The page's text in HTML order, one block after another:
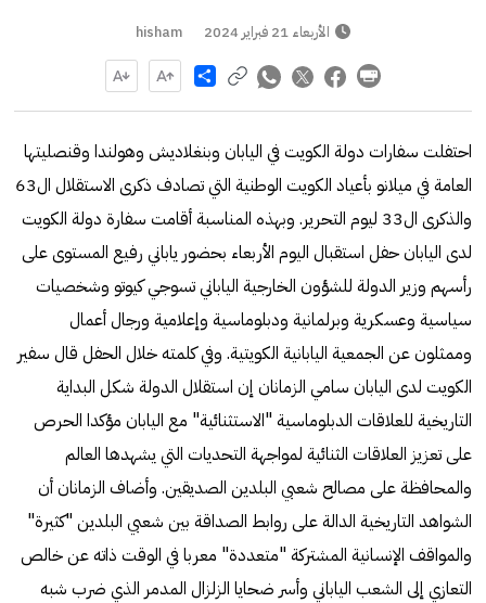
الأربعاء 21 فبراير 2024 hisham
Share
احتفلت سفارات دولة الكويت في اليابان وبنغلاديش وهولندا وقنصليتها
العامة في ميلانو بأعياد الكويت الوطنية التي تصادف ذكرى الاستقلال ال63
والذكرى ال33 ليوم التحرير. وبهذه المناسبة أقامت سفارة دولة الكويت
لدى اليابان حفل استقبال اليوم الأربعاء بحضور ياباني رفيع المستوى على
رأسهم وزير الدولة للشؤون الخارجية الياباني تسوجي كيوتو وشخصيات
سياسية وعسكرية وبرلمانية ودبلوماسية وإعلامية ورجال أعمال
وممثلون عن الجمعية اليابانية الكويتية. وفي كلمته خلال الحفل قال سفير
الكويت لدى اليابان سامي الزمانان إن استقلال الدولة شكل البداية
التاريخية للعلاقات الدبلوماسية "الاستثنائية" مع اليابان مؤكدا الحرص
على تعزيز العلاقات الثنائية لمواجهة التحديات التي يشهدها العالم
والمحافظة على مصالح شعبي البلدين الصديقين. وأضاف الزمانان أن
الشواهد التاريخية الدالة على روابط الصداقة بين شعبي البلدين "كثيرة"
والمواقف الإنسانية المشتركة "متعددة" معربا في الوقت ذاته عن خالص
التعازي إلى الشعب الياباني وأسر ضحايا الزلزال المدمر الذي ضرب شبه